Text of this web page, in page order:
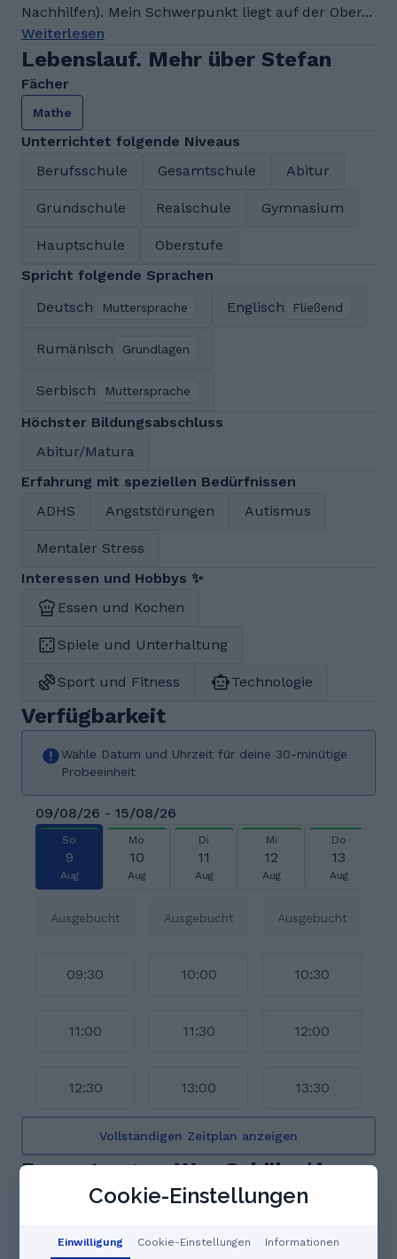
Nachhilfen). Mein Schwerpunkt liegt auf der Ober...
Weiterlesen
Lebenslauf. Mehr über Stefan
Fächer
Mathe
Unterrichtet folgende Niveaus
Berufsschule
Gesamtschule Abitur
Grundschule Realschule Gymnasium
Hauptschule
Oberstufe
Spricht folgende Sprachen
Deutsch
Muttersprache Englisch Fließend
Rumänisch Grundlagen
Serbisch Muttersprache
Höchster Bildungsabschluss
Abitur/Matura
Erfahrung mit speziellen Bedürfnissen
ADHS
Angststörungen Autismus
Mentaler Stress
Interessen und Hobbys ✨
Essen und Kochen
Spiele und Unterhaltung
Sport und Fitness Technologie
Verfügbarkeit
Wähle Datum und Uhrzeit für deine 30-minütige
Probeeinheit
09/08/26 - 15/08/26
So
9
Aug
Mo
10
Aug
Di
11
Aug
Mi
12
Aug
Do
13
Aug
Ausgebucht Ausgebucht Ausgebucht
09:30 10:00 10:30
11:00 11:30 12:00
12:30 13:00 13:30
Vollständigen Zeitplan anzeigen
Bewertungen. Was Schüler*innen
über Stefan sagen
5.0
Cookie-Einstellungen
Einwilligung Cookie-Einstellungen Informationen